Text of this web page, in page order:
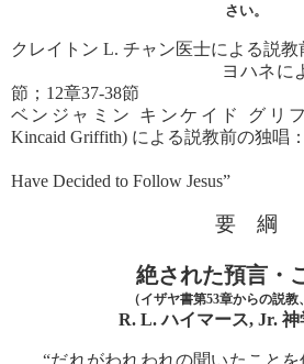
さい。
クレイトン L. チャン医士による説教
ヨハネに
節；12章37-38節
ベンジャミン キンケイド グリフ
Kincaid Griffith) による説教前の独唱：
Have Decided to Follow Jesus”
要 綱
絶された預言・
（イザヤ書第53章からの説教
R. L. ハイマース, Jr. 神
“だれがわれわれの聞いたこと